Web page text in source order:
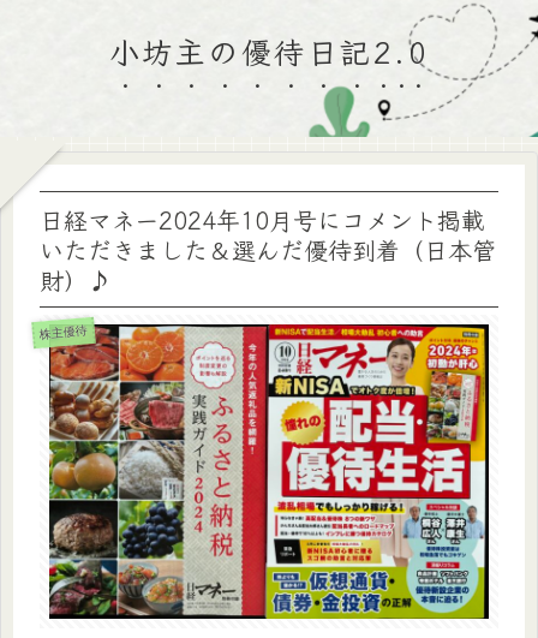
小坊主の優待日記2.0
日経マネー2024年10月号にコメント掲載
いただきました＆選んだ優待到着（日本管
財）♪
株主優待